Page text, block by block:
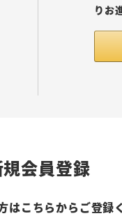
りお
会員登録
はこちらからご登録